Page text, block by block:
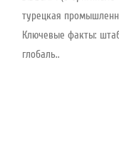
турецкая
Ключевые факты:
глобаль..